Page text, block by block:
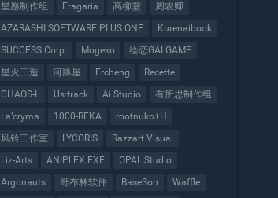
星愿制作组
Fragaria 高柳堂
周农卿
AZARASHI SOFTWARE PLUS ONE
Kurenaibook
SUCCESS Corp.
Mogeko
绘恋GALGAME
星火工造
河豚屋 Ercheng
Recette
CHAOS-L
Us:track Ai Studio
有所思制作组
La’cryma
1000-REKA
rootnuko+H
风铃工作室
LYCORIS
Razzart Visual
Liz-Arts
ANIPLEX.EXE
OPAL Studio
Argonauts
哥布林软件 BaseSon
Waffle